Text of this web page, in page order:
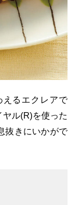
えるエクレアで
ル(R)を使った
抜きにいかがで